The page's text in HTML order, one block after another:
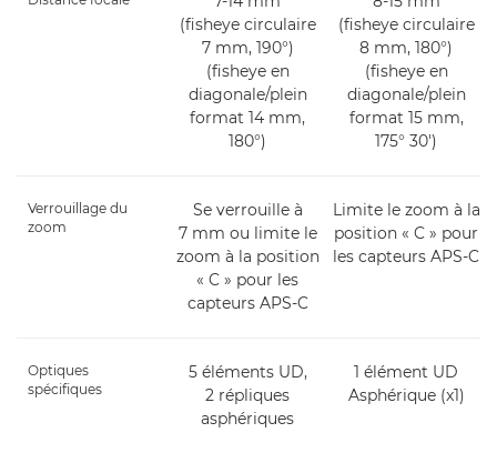
(fisheye circulaire
7 mm, 190°)
(fisheye en
diagonale/plein
format 14 mm,
180°)
(fisheye circulaire
8 mm, 180°)
(fisheye en
diagonale/plein
format 15 mm,
175° 30')
Verrouillage du
zoom
Se verrouille à
7 mm ou limite le
zoom à la position
« C » pour les
capteurs APS-C
Limite le zoom à la
position « C » pour
les capteurs APS-C
Optiques
spécifiques
5 éléments UD,
2 répliques
asphériques
1 élément UD
Asphérique (x1)